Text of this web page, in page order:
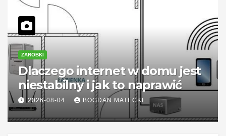
ZAROBKI
Dlaczego internet w domu jest
niestabilny i jak to naprawić
2026-08-04 BOGDAN MATECKI